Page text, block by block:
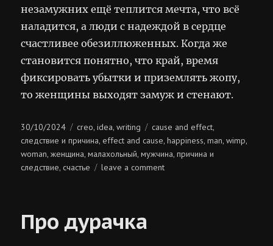
незамужних ещё теплится мечта, что всё
наладится, а люди с надеждой в сердце
счастливее обезиллюженных. Когда же
становится понятно, что край, время
фиксировать убытки и приземлять жопу,
то женщины выходят замуж и стенают.
Posted
on
30/10/2024 Categories
creo,idea,writing Tags
cause and effect,
cледствие и причина,effect and cause,happiness,man,wimp,
woman,женщина,малахольный,мужчина,причина и
следствие,счастье leave a commenton
Про дурачка